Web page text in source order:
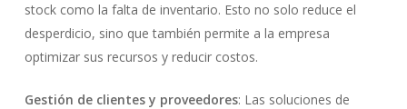
stock como la falta de inventario. Esto no solo reduce el
desperdicio, sino que también permite a la empresa
optimizar sus recursos y reducir costos.
Gestión de clientes y proveedores: Las soluciones de